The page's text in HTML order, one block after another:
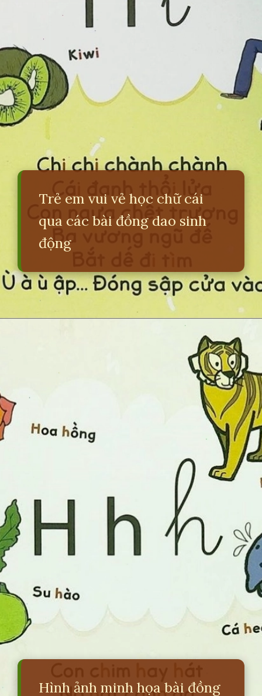
Trẻ em vui vẻ học chữ cái
qua các bài đồng dao sinh
động
Hình ảnh minh họa bài đồng